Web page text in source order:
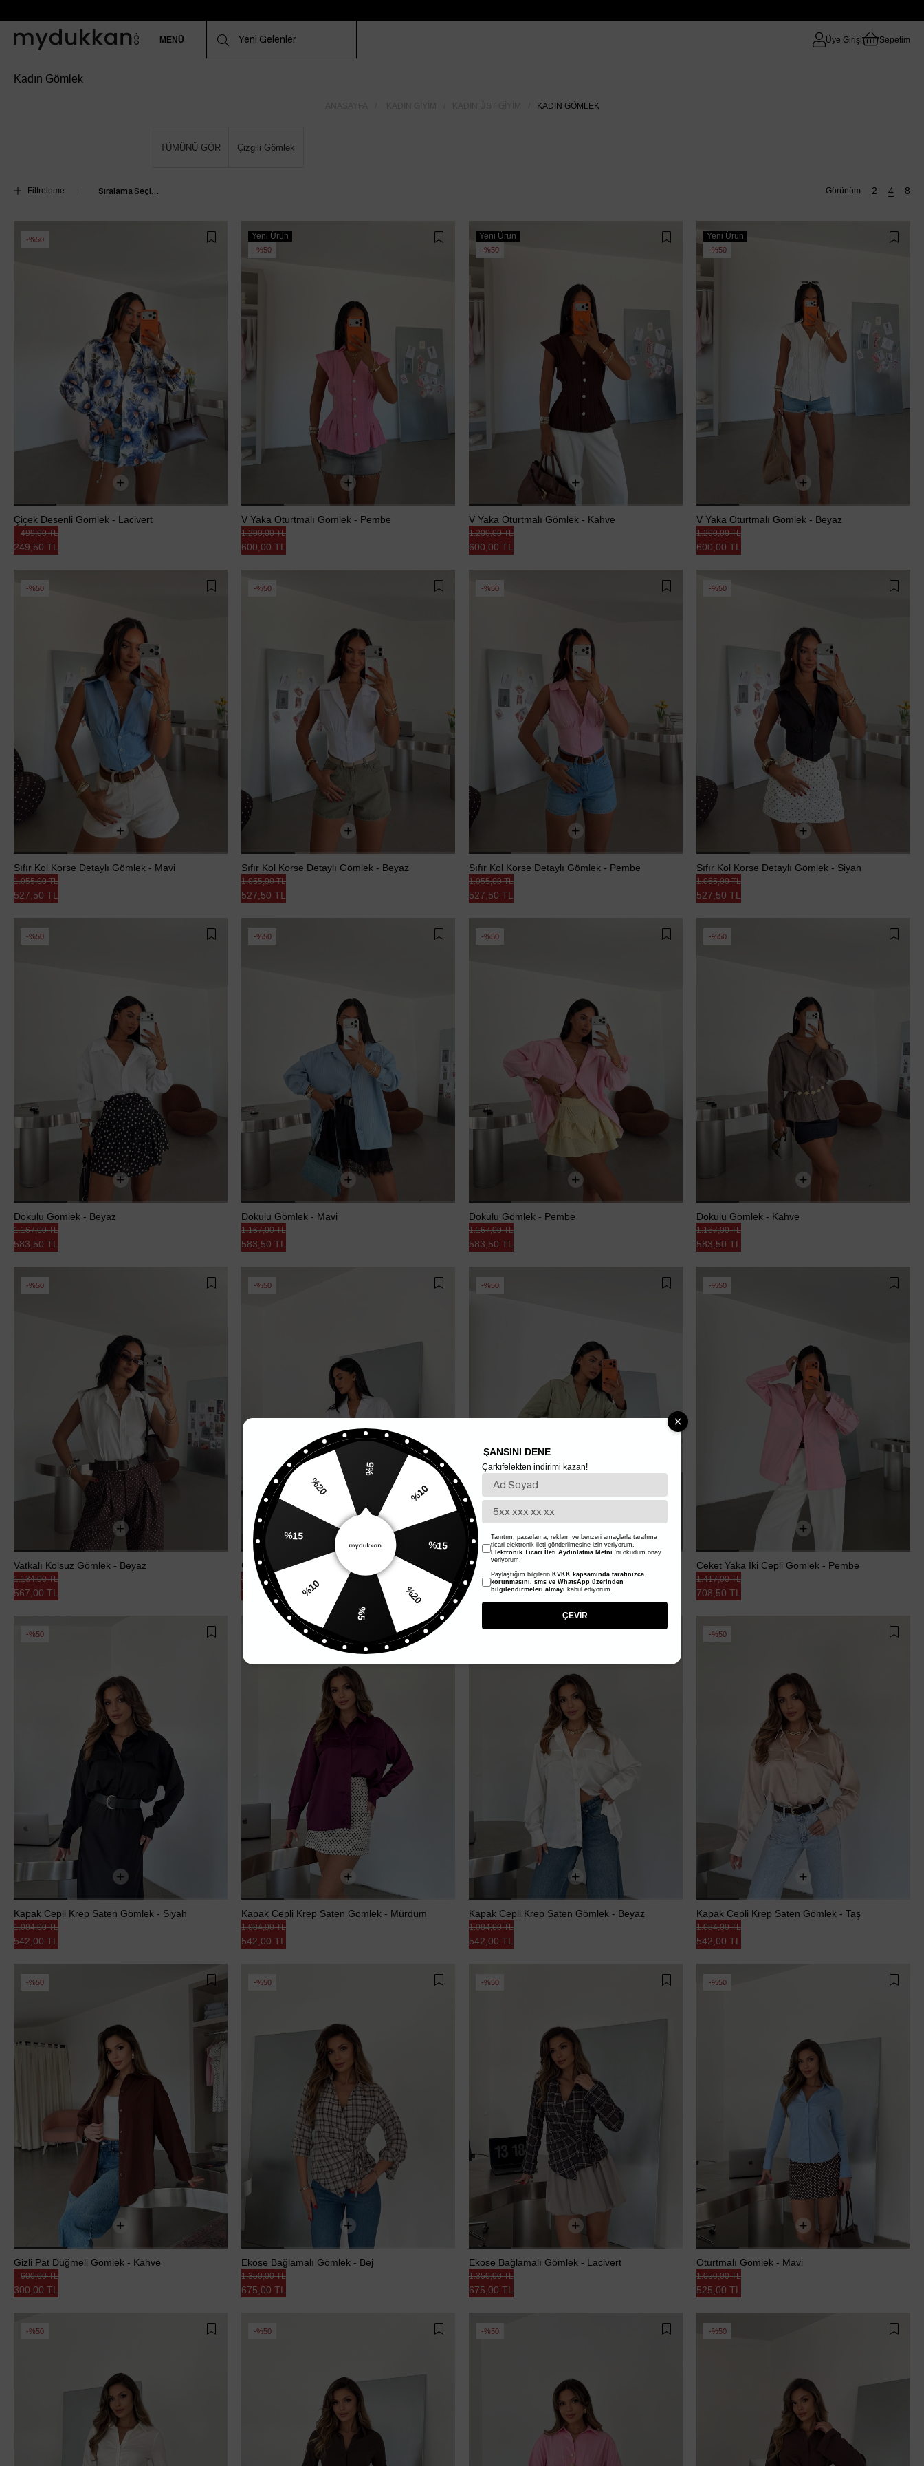
MENÜ Üye Girişi Sepetim
Kadın Gömlek
KADIN GÖMLEK
TÜMÜNÜ GÖR Çizgili Gömlek
Filtreleme
%50
Çiçek Desenli Gömlek - Lacivert
249,50 TL
499,00 TL
Yeni Ürün
%50
V Yaka Oturtmalı Gömlek - Pembe
600,00 TL
1.200,00 TL
Yeni Ürün
%50
V Yaka Oturtmalı Gömlek - Kahve
600,00 TL
1.200,00 TL
Yeni Ürün
%50
V Yaka Oturtmalı Gömlek - Beyaz
600,00 TL
1.200,00 TL
%50
Sıfır Kol Korse Detaylı Gömlek - Mavi
527,50 TL
1.055,00 TL
%50
Sıfır Kol Korse Detaylı Gömlek - Beyaz
527,50 TL
1.055,00 TL
%50
Sıfır Kol Korse Detaylı Gömlek - Pembe
527,50 TL
1.055,00 TL
%50
Sıfır Kol Korse Detaylı Gömlek - Siyah
527,50 TL
1.055,00 TL
%50
Dokulu Gömlek - Beyaz
583,50 TL
1.167,00 TL
%50
Dokulu Gömlek - Mavi
583,50 TL
1.167,00 TL
%50
Dokulu Gömlek - Pembe
583,50 TL
1.167,00 TL
%50
Dokulu Gömlek - Kahve
583,50 TL
1.167,00 TL
%50
Vatkalı Kolsuz Gömlek - Beyaz
567,00 TL
1.134,00 TL
%50
Ceket Yaka İki Cepli Gömlek - Beyaz
708,50 TL
1.417,00 TL
%50
Ceket Yaka İki Cepli Gömlek - Çağla Yeşili
708,50 TL
1.417,00 TL
%50
Ceket Yaka İki Cepli Gömlek - Pembe
708,50 TL
1.417,00 TL
%50
Kapak Cepli Krep Saten Gömlek - Siyah
542,00 TL
1.084,00 TL
Kapak Cepli Krep Saten Gömlek - Mürdüm
542,00 TL
1.084,00 TL
Kapak Cepli Krep Saten Gömlek - Beyaz
542,00 TL
1.084,00 TL
%50
Kapak Cepli Krep Saten Gömlek - Taş
542,00 TL
1.084,00 TL
%50
Gizli Pat Düğmeli Gömlek - Kahve
300,00 TL
600,00 TL
%50
Ekose Bağlamalı Gömlek - Bej
675,00 TL
1.350,00 TL
%50
Ekose Bağlamalı Gömlek - Lacivert
675,00 TL
1.350,00 TL
%50
Oturtmalı Gömlek - Mavi
525,00 TL
1.050,00 TL
%50 %50 %50 %50
%10
%20
%10
%20
ŞANSINI DENE
Çarkıfelekten indirimi kazan!
Tanıtım, pazarlama, reklam ve benzeri amaçlarla tarafıma
ticari elektronik ileti gönderilmesine izin veriyorum.
Elektronik Ticari İleti Aydınlatma Metni 'ni okudum onay
veriyorum.
Paylaştığım bilgilerin KVKK kapsamında tarafınızca
korunmasını, sms ve WhatsApp üzerinden
bilgilendirmeleri almayı kabul ediyorum.
ÇEVİR